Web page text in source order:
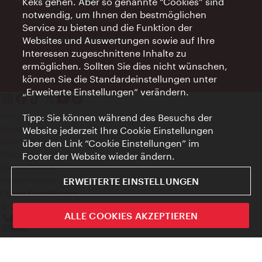
Ort:
concierge.wien.info
Öffnungszeiten:
Informationen rund um die Uhr
Kontakt
Impressum
Datenschutz
Nutzungsbedingungen
Barrierefreiheit
Cookie Einstellungen
© Copyright WienTourismus
notwendig, um Ihnen den bestmöglichen
Service zu bieten und die Funktion der
Websites und Auswertungen sowie auf Ihre
Interessen zugeschnittene Inhalte zu
ermöglichen. Sollten Sie dies nicht wünschen,
können Sie die Standardeinstellungen unter
„Erweiterte Einstellungen“ verändern.
Tipp: Sie können während des Besuchs der
Website jederzeit Ihre Cookie Einstellungen
über den Link “Cookie Einstellungen” im
Footer der Website wieder ändern.
ERWEITERTE EINSTELLUNGEN
ALLE COOKIES AKZEPTIEREN